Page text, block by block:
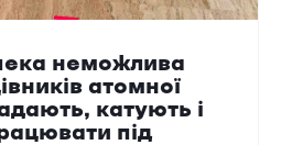
неможлива
атомної
катують і
під